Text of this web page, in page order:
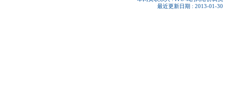
最近更新日期 : 2013-01-30